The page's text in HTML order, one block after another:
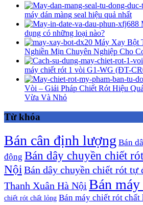
máy dán màng seal hiệu quả nhất
dụng có những loại nào?
Máy Xay Bột
Nghiền Mịn Chuyên Nghiệp Cho
máy chiết rót 1 vòi G1-WG (ĐT-
Vòi – Giải Pháp Chiết Rót Hiệu
Vừa Và Nhỏ
Từ khóa
Bán cân định lượng Bán
động Bán dây chuyền chiết
Nội Bán dây chuyền chiết rót tự
Thanh Xuân Hà Nội Bán
chiết rót chất lỏng Bán máy chiết rót